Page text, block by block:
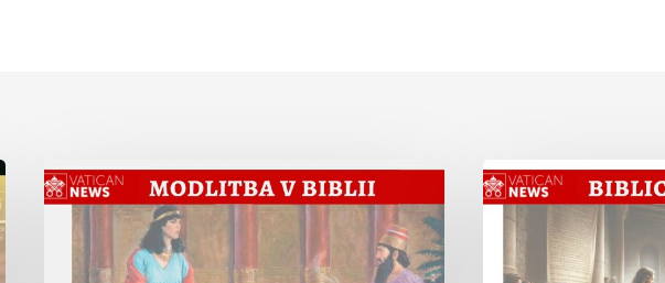
Modlitba
kráľovnej
Ester
Abrahám
v
Liste
Hebrejom